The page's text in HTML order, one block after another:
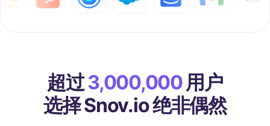
超过3,000,000用户
选择 Snov.io 绝非偶然